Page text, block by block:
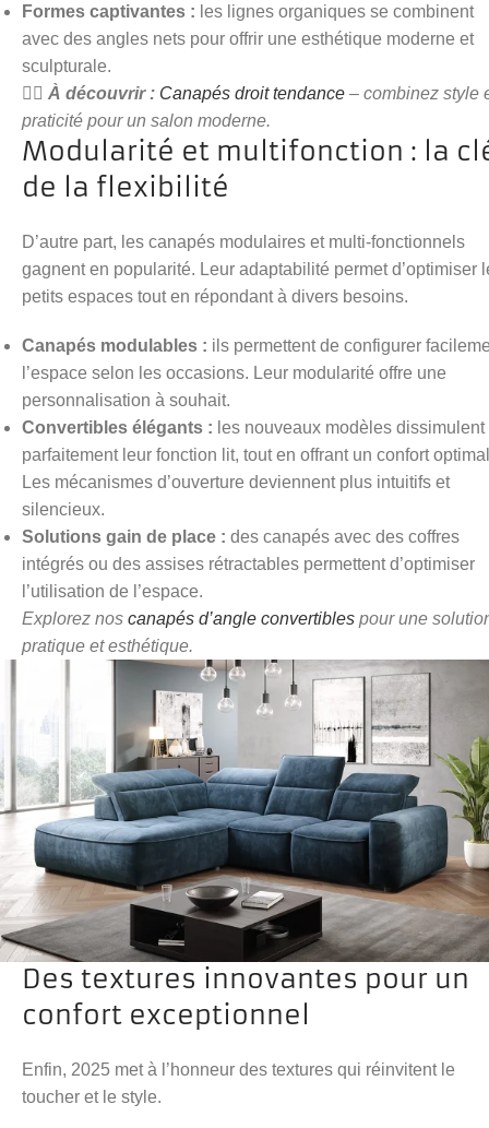
Formes captivantes : les lignes organiques se combinent
avec des angles nets pour offrir une esthétique moderne et
sculpturale.
👉🏻 À découvrir : Canapés droit tendance – combinez style
praticité pour un salon moderne.
Modularité et multifonction : la
de la flexibilité
D’autre part, les canapés modulaires et multi-fonctionnels
gagnent en popularité. Leur adaptabilité permet d’optimiser
petits espaces tout en répondant à divers besoins.
Canapés modulables : ils permettent de configurer
l’espace selon les occasions. Leur modularité offre une
personnalisation à souhait.
Convertibles élégants : les nouveaux modèles dissimulent
parfaitement leur fonction lit, tout en offrant un confort
Les mécanismes d’ouverture deviennent plus intuitifs et
silencieux.
Solutions gain de place : des canapés avec des coffres
intégrés ou des assises rétractables permettent d’optimiser
l’utilisation de l’espace.
Explorez nos canapés d’angle convertibles pour une
pratique et esthétique.
Des textures innovantes pour un
confort exceptionnel
Enfin, 2025 met à l’honneur des textures qui réinvitent le
toucher et le style.